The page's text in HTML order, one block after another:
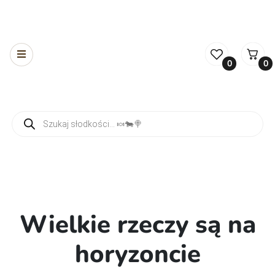
0 0
Wielkie rzeczy są na
horyzoncie